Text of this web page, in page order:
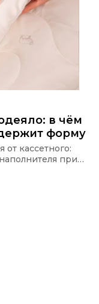
в чём
форму
от кассетного:
при